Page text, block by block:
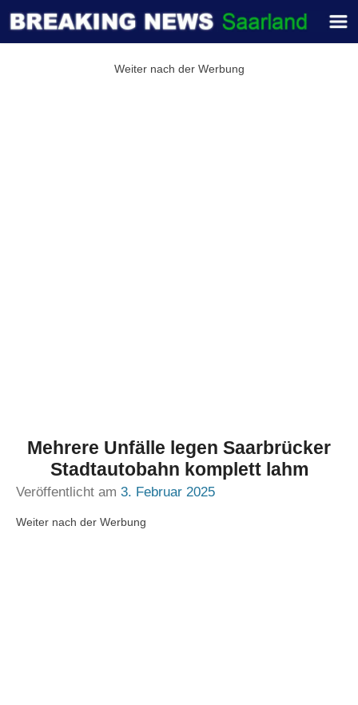
Weiter nach der Werbung
Mehrere Unfälle legen Saarbrücker
Stadtautobahn komplett lahm
Veröffentlicht am 3. Februar 2025
Weiter nach der Werbung